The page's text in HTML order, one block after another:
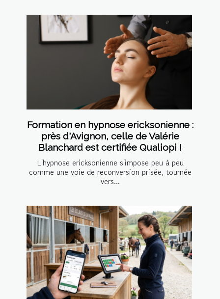
Formation en hypnose ericksonienne :
près d'Avignon, celle de Valérie
Blanchard est certifiée Qualiopi !
L'hypnose ericksonienne s'impose peu à peu
comme une voie de reconversion prisée, tournée
vers...